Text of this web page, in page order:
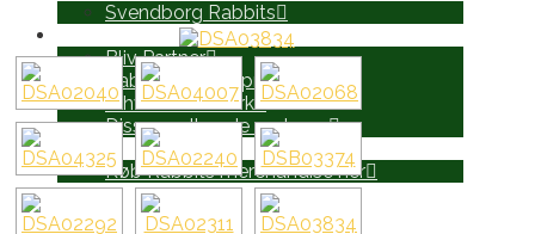
Svendborg Rabbits
PARTNERE
Bliv Partner
Rabbits Partnerprospekt
Erhvervsnetværk
Disse er allerede partnere
WEB SHOP
Køb Rabbits merchandise her
SEARCH